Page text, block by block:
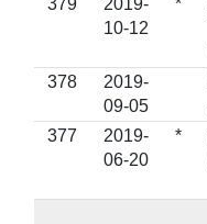
379
2019-
10-12
*
378
2019-
09-05
377
2019-
06-20
*